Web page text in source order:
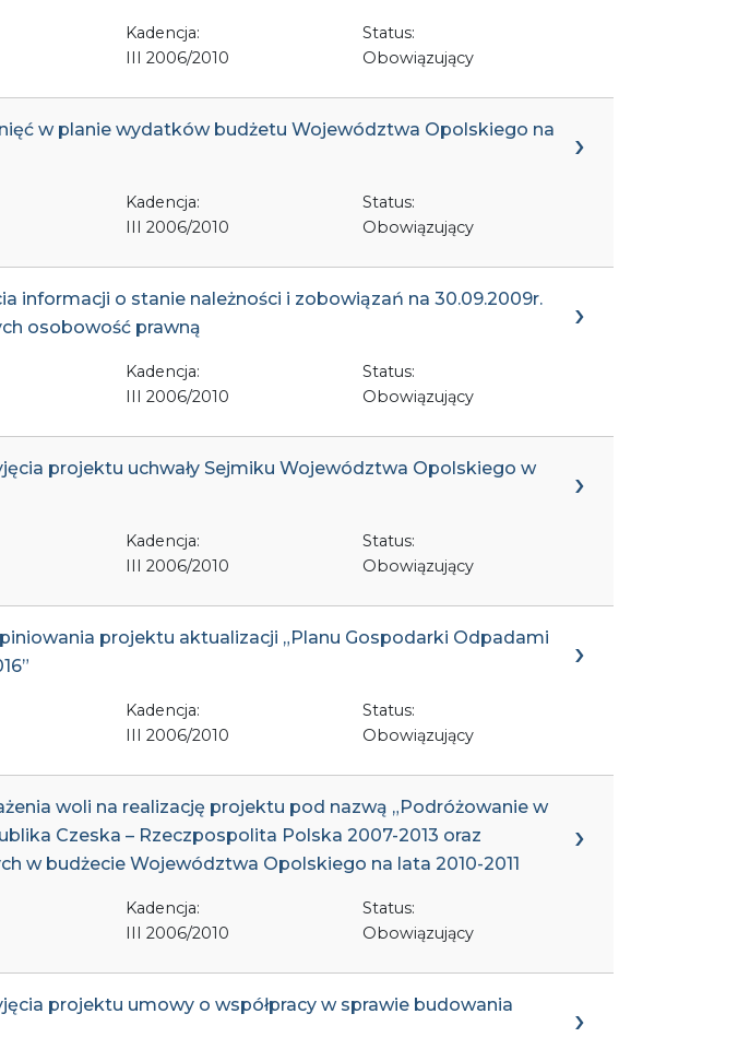
Kadencja:
III 2006/2010
Status:
Obowiązujący
w planie wydatków budżetu Województwa Opolskiego na
Kadencja:
III 2006/2010
Status:
Obowiązujący
informacji o stanie należności i zobowiązań na 30.09.2009r.
osobowość prawną
Kadencja:
III 2006/2010
Status:
Obowiązujący
projektu uchwały Sejmiku Województwa Opolskiego w
Kadencja:
III 2006/2010
Status:
Obowiązujący
projektu aktualizacji „Planu Gospodarki Odpadami
Kadencja:
III 2006/2010
Status:
Obowiązujący
woli na realizację projektu pod nazwą „Podróżowanie w
Czeska – Rzeczpospolita Polska 2007-2013 oraz
w budżecie Województwa Opolskiego na lata 2010-2011
Kadencja:
III 2006/2010
Status:
Obowiązujący
projektu umowy o współpracy w sprawie budowania